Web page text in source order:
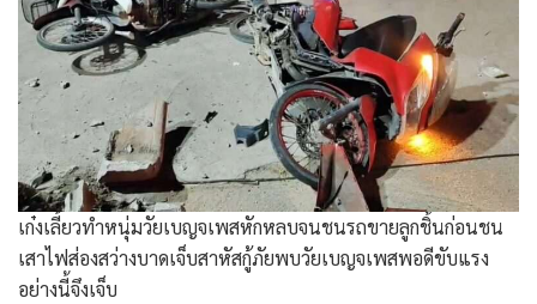
เก๋งเลี้ยวทำหนุ่มวัยเบญจเพสหักหลบจนชนรถขายลูกชิ้นก่อนชน
เสาไฟส่องสว่างบาดเจ็บสาหัสกู้ภัยพบวัยเบญจเพสพอดีขับแรง
อย่างนี้จึงเจ็บ